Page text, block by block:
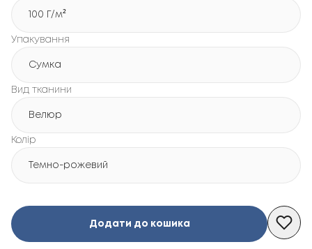
100 Г/м²
Упакування
Сумка
Вид тканини
Велюр
Колір
Темно-рожевий
Додати до кошика